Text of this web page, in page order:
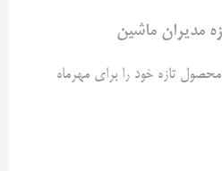
شرکت مدیران ماشین قیمت ۳ محصول تازه خود را برای مهرماه